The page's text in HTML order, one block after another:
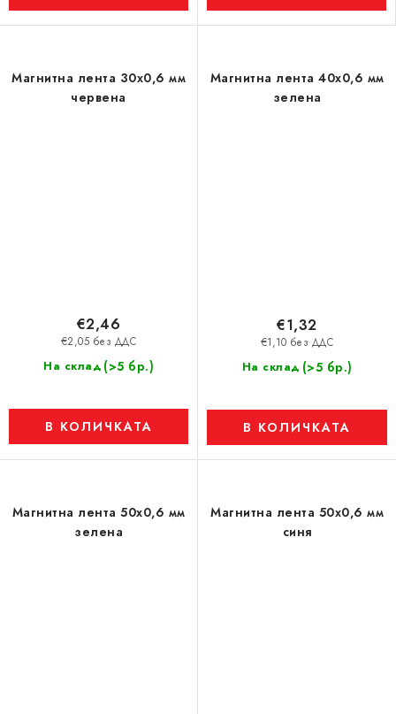
Магнитна лента 30x0,6 мм
червена
На склад (>5 бр.)
€2,05 без ДДС
€2,46
В КОЛИЧКАТА
Магнитна лента 40x0,6 мм
зелена
На склад (>5 бр.)
€1,10 без ДДС
€1,32
В КОЛИЧКАТА
Магнитна лента 50x0,6 мм
зелена
Магнитна лента 50x0,6 мм
синя